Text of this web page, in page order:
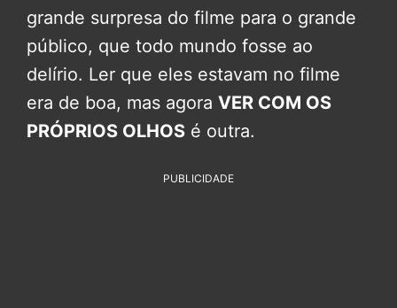
grande surpresa do filme para o grande
público, que todo mundo fosse ao
delírio. Ler que eles estavam no filme
era de boa, mas agora VER COM OS
PRÓPRIOS OLHOS é outra.
PUBLICIDADE